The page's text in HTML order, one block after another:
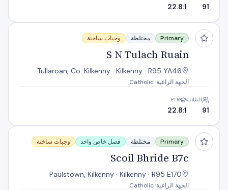
91
22.8:1
S N Tulach Ruain
Primary مختلطة وجبات ساخنة
S N Tulach Ruain
Tullaroan, Co. Kilkenny · Kilkenny · R95 YA46
الجهة الراعية: Catholic
الطلاب
91
PTR
22.8:1
Scoil Bhride B7c
Primary مختلطة فصل خاص واحد وجبات ساخنة
Scoil Bhride B7c
Paulstown, Kilkenny · Kilkenny · R95 E170
الجهة الراعية: Catholic